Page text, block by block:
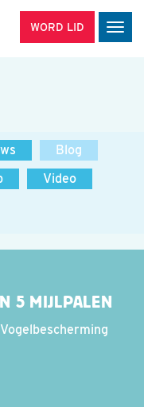
WORD LID
Blog
Video
5 MIJLPALEN